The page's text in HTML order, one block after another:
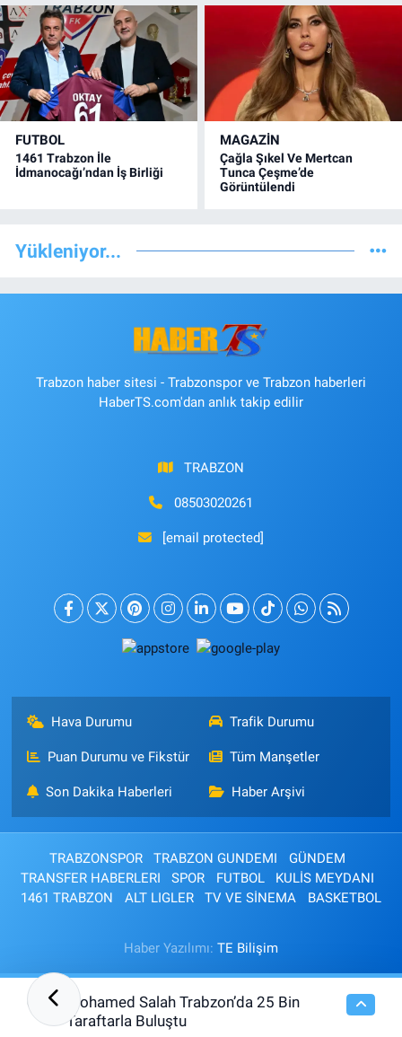
FUTBOL
1461 Trabzon İle
İdmanocağı’ndan İş Birliği
MAGAZİN
Çağla Şıkel Ve Mertcan
Tunca Çeşme’de
Görüntülendi
Yükleniyor...
Trabzon haber sitesi - Trabzonspor ve Trabzon haberleri
HaberTS.com'dan anlık takip edilir
TRABZON
08503020261
[email protected]
Hava Durumu Trafik Durumu
Puan Durumu ve Fikstür Tüm Manşetler
Son Dakika Haberleri Haber Arşivi
TRABZONSPOR TRABZON GUNDEMI
GÜNDEM
TRANSFER HABERLERI
SPOR FUTBOL
KULİS MEYDANI
1461 TRABZON
ALT LIGLER TV VE SİNEMA BASKETBOL
Haber Yazılımı: TE Bilişim
01:46
Mohamed Salah Trabzon’da 25 Bin
Taraftarla Buluştu